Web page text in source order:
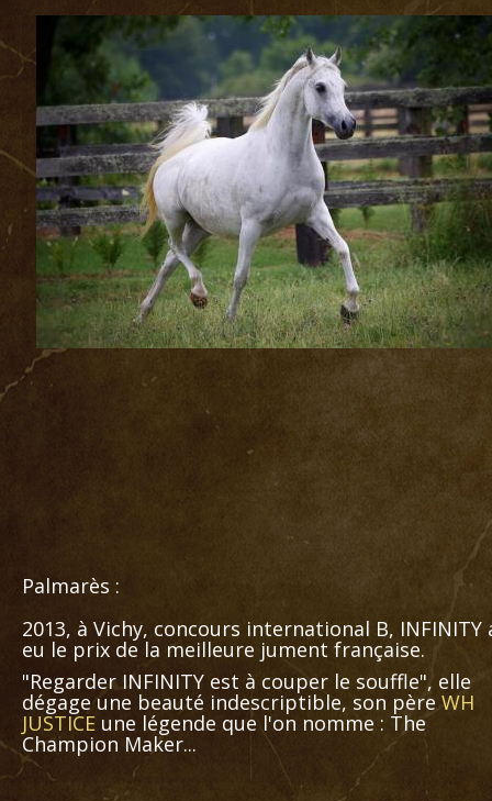
Palmarès :
2013, à Vichy, concours international B, INFINITY
eu le prix de la meilleure jument française.
"Regarder INFINITY est à couper le souffle", elle
dégage une beauté indescriptible, son pèreWH
JUSTICE une légende que l'on nomme : The
Champion Maker...